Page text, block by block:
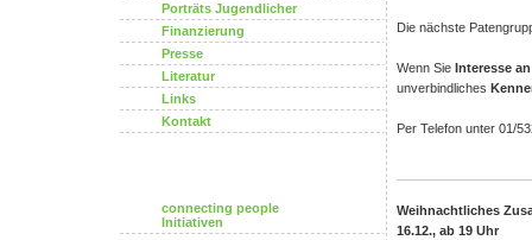
Porträts Jugendlicher
Finanzierung
Presse
Literatur
Links
Kontakt
connecting people
Initiativen
Die nächste
Wenn Sie Interesse
unverbindliches
Per Telefon unter 01/
Weihnachtliches
16.12., ab 19 Uhr